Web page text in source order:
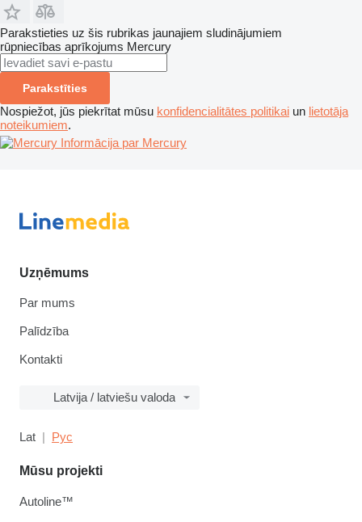
Parakstieties uz šis rubrikas jaunajiem sludinājumiem
rūpniecības aprīkojums Mercury
Parakstīties
Nospiežot, jūs piekrītat mūsu konfidencialitātes politikai un lietotāja
noteikumiem.
Informācija par Mercury
Uzņēmums
Par mums
Palīdzība
Kontakti
Latvija / latviešu valoda
Lat Рус
Mūsu projekti
Autoline™